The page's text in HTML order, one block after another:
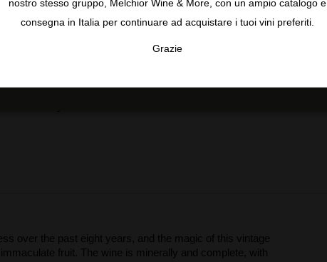
rischio di malattie fungine è stato minimo.
La vendemmia manuale è iniziata il 15 settembre.
Imbottigliamento
over the past eight years, and the magic of this vintage
fruit. The wine is minerally and complete, with
nostro stesso gruppo, Melchior Wine & More, con un ampio catalogo e
consegna in Italia per continuare ad acquistare i tuoi vini preferiti.
Grazie